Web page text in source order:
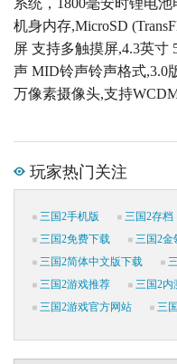
系统，1800毫安时锂电
机身内存,MicroSD
屏 支持多触摸屏,4.3英寸
声 MID铃声铃声格式,3.0
万像素摄像头,支持
玩家热门关注
三国2手机版 三国2存档
三国2免费下载
三国2金
三国2简体中文版下载
三国2游戏推荐
三国2内
三国2游戏官方网站
三